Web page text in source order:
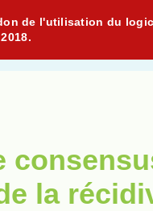
de l'utilisation du
la